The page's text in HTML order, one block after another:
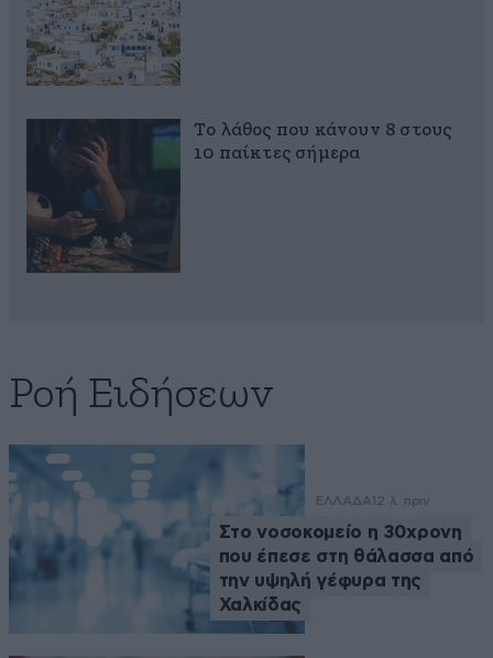
Το λάθος που κάνουν 8 στους
10 παίκτες σήμερα
Ροή Ειδήσεων
ΕΛΛΑΔΑ 12 λ. πριν
Στο νοσοκομείο η 30χρονη
που έπεσε στη θάλασσα από
την υψηλή γέφυρα της
Χαλκίδας